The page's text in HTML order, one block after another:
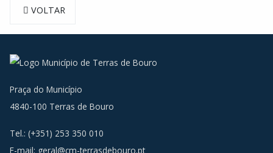
VOLTAR
Praça do Município
4840-100 Terras de Bouro
Tel.: (+351) 253 350 010
E-mail: geral@cm-terrasdebouro.pt